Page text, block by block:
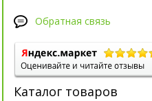
Обратная связь
Каталог товаров